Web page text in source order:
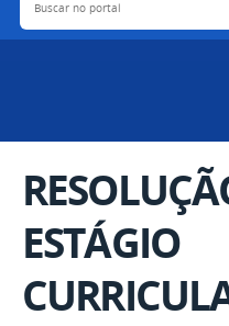
ESTÁGIO